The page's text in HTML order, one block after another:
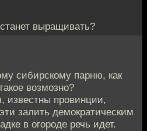
выращивать?
сибирскому парню, как
возмозно?
провинции,
залить демократическим
в огороде речь идет.